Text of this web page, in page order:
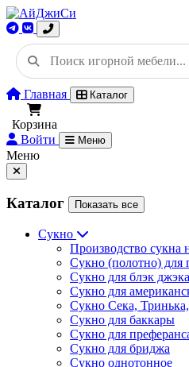
Главная Каталог
Корзина
Войти
Меню
Меню
Каталог Показать все
Сукно
Производство сукна
Сукно (полотно) для
Сукно для блэк джэка
Сукно для
Сукно Сека,
Сукно для баккары
Сукно для
Сукно для бриджа
Сукно однотонное